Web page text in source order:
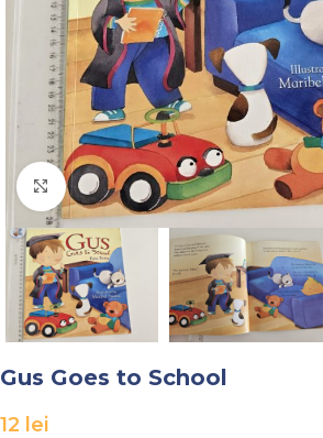
Faceți click pentru a mări
Gus Goes to School
12 lei